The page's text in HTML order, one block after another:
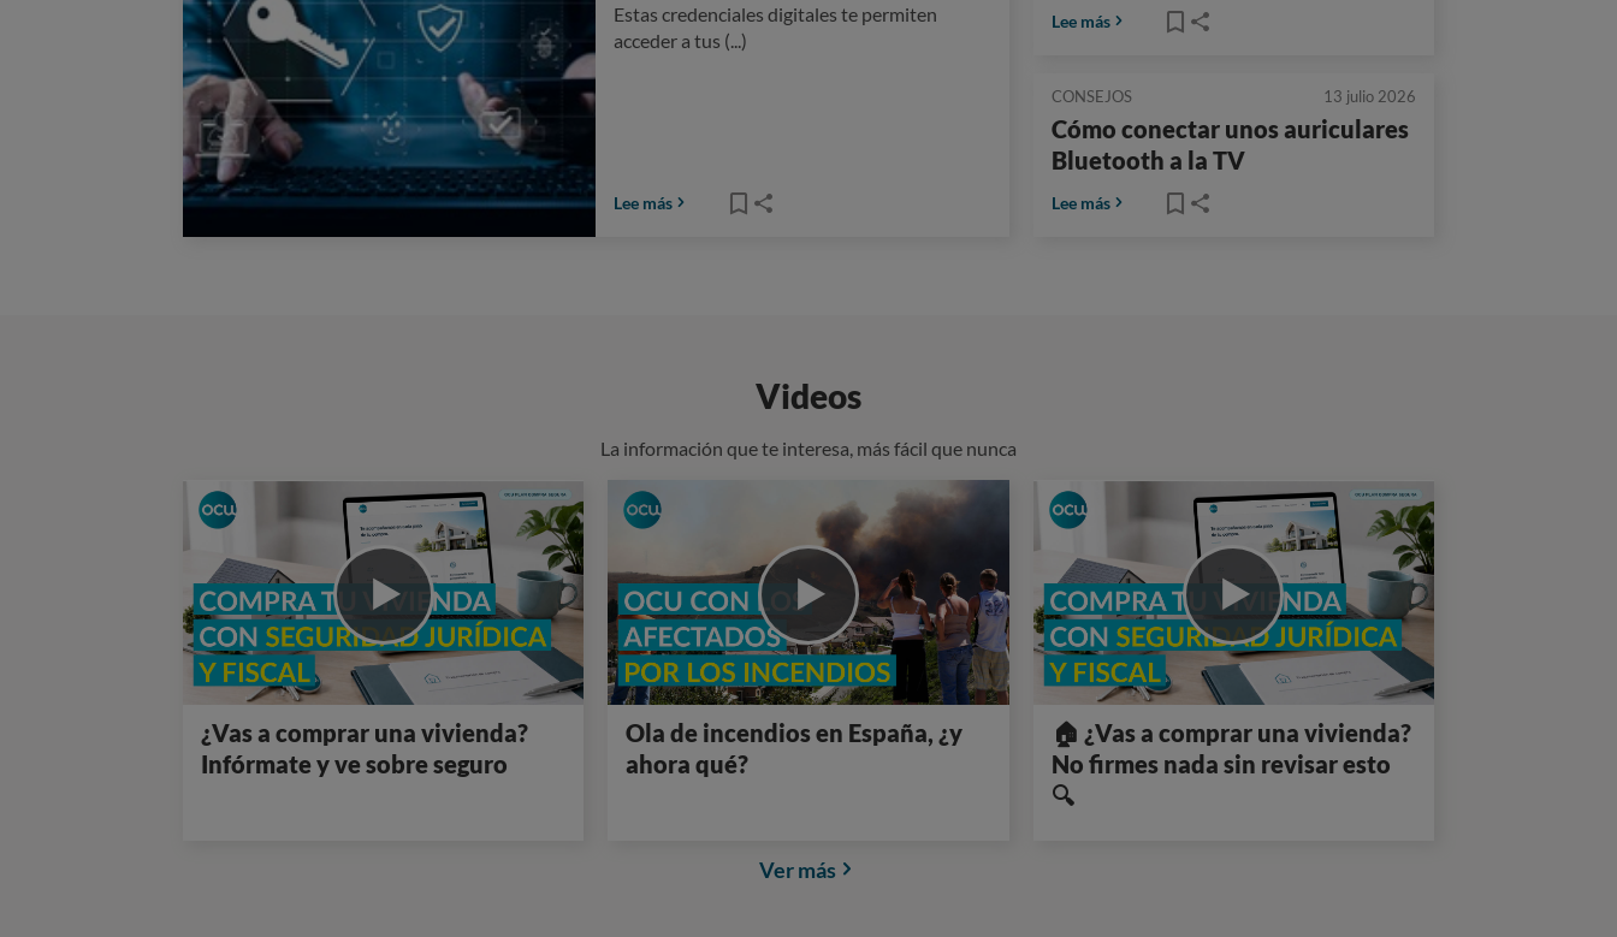
Estas credenciales digitales te permiten
acceder a tus (...)
Lee más
Lee más
CONSEJOS 13 julio 2026
Cómo conectar unos auriculares
Bluetooth a la TV
Lee más
Videos
La información que te interesa, más fácil que nunca
¿Vas a comprar una vivienda?
Infórmate y ve sobre seguro
Ola de incendios en España, ¿y
ahora qué?
🏠 ¿Vas a comprar una vivienda?
No firmes nada sin revisar esto
🔍
Ver más